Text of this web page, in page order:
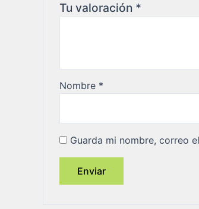
Tu valoración *
Nombre *
Guarda mi nombre, correo